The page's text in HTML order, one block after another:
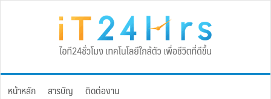
หน้าหลัก สารบัญ ติดต่องาน